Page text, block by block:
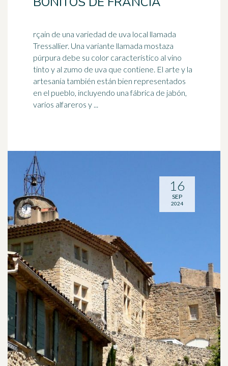
rçain de una variedad de uva local llamada
Tressallier. Una variante llamada mostaza
púrpura debe su color característico al vino
tinto y al zumo de uva que contiene. El arte y la
artesanía también están bien representados
en el pueblo, incluyendo una fábrica de jabón,
varios alfareros y ...
16
SEP
2024